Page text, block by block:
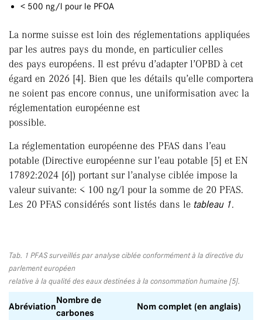
< 500 ng/l pour le PFOA
La norme suisse est loin des réglementations appliquées
par les autres pays du monde, en particulier celles
des pays européens. Il est prévu d’adapter l’OPBD à cet
égard en 2026 [4]. Bien que les détails qu’elle comportera
ne soient pas encore connus, une uniformisation avec la
réglementation européenne est
possible.
La réglementation européenne des PFAS dans l’eau
potable (Directive européenne sur l’eau potable [5] et EN
17892:2024 [6]) portant sur l’analyse ciblée impose la
valeur suivante: < 100 ng/l pour la somme de 20 PFAS.
Les 20 PFAS considérés sont listés dans le tableau 1.
Tab. 1 PFAS surveillés par analyse ciblée conformément à la directive du
parlement européen
relative à la qualité des eaux destinées à la consommation humaine [5].
Abréviation
Nombre de
carbones
Nom complet (en anglais)